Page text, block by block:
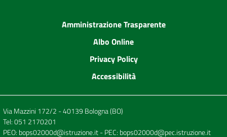
Amministrazione Trasparente
Albo Online
Privacy Policy
Accessibilità
Via Mazzini 172/2 - 40139 Bologna (BO)
Tel:051 2170201
PEO: bops02000d@istruzione.it- PEC: bops02000d@pec.istruzione.it